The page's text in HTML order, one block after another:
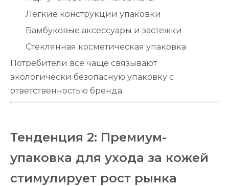
Легкие конструкции упаковки
Бамбуковые аксессуары и застежки
Стеклянная косметическая упаковка
Потребители все чаще связывают
экологически безопасную упаковку с
ответственностью бренда.
Тенденция 2: Премиум-
упаковка для ухода за кожей
стимулирует рост рынка